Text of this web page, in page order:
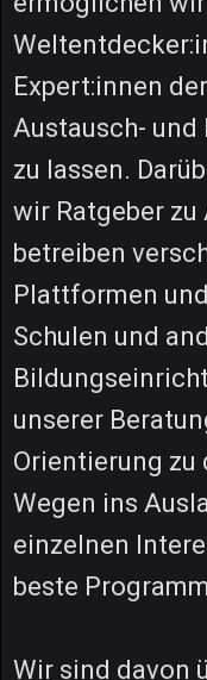
Expert:innen
Austausch- und
zu lassen.
wir Ratgeber
betreiben
Plattformen
Schulen und
unserer
Orientierung zu
Wegen ins
einzelnen
beste
Wir sind davon